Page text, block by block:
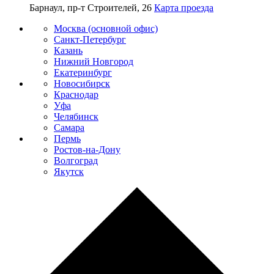
Барнаул, пр-т Строителей, 26 Карта проезда
Москва (основной офис)
Санкт-Петербург
Казань
Нижний Новгород
Екатеринбург
Новосибирск
Краснодар
Уфа
Челябинск
Самара
Пермь
Ростов-на-Дону
Волгоград
Якутск